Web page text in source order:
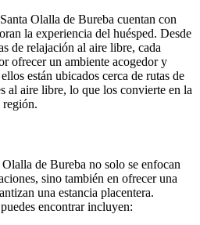
Olalla de Bureba cuentan con
la experiencia del huésped. Desde
de relajación al aire libre, cada
ofrecer un ambiente acogedor y
están ubicados cerca de rutas de
al aire libre, lo que los convierte en la
región.
de Bureba no solo se enfocan
sino también en ofrecer una
una estancia placentera.
encontrar incluyen: